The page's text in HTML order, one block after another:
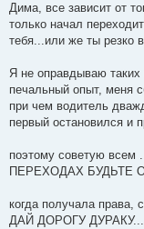
щ
е
и
Дима, все зависит от
только начал
тебя...или же ты резко
Я не оправдываю
печальный опыт, меня
при чем водитель
первый остановился и
поэтому советую
ПЕРЕХОДАХ БУДЬТЕ
когда получала права,
ДАЙ ДОРОГУ